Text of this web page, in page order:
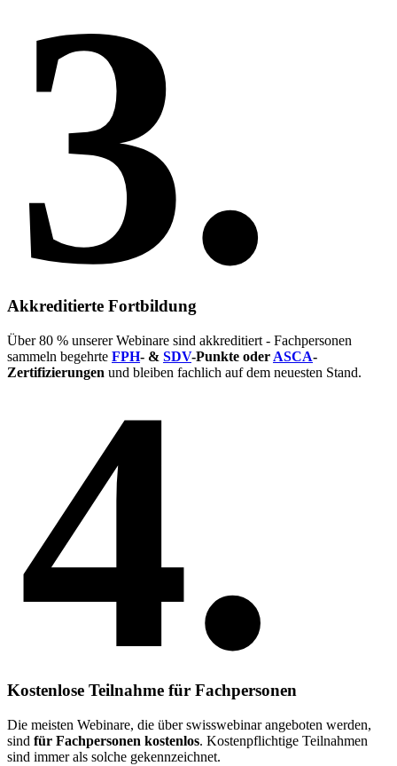
3.
Akkreditierte Fortbildung
Über 80 % unserer Webinare sind akkreditiert - Fachpersonen
sammeln begehrte FPH- & SDV-Punkte oder ASCA-
Zertifizierungen und bleiben fachlich auf dem neuesten Stand.
4.
Kostenlose Teilnahme für Fachpersonen
Die meisten Webinare, die über swisswebinar angeboten werden,
sind für Fachpersonen kostenlos. Kostenpflichtige Teilnahmen
sind immer als solche gekennzeichnet.